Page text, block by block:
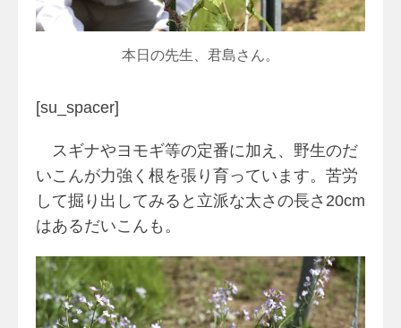
本日の先生、君島さん。
[su_spacer]
スギナやヨモギ等の定番に加え、野生のだ
いこんが力強く根を張り育っています。苦労
して掘り出してみると立派な太さの長さ20cm
はあるだいこんも。